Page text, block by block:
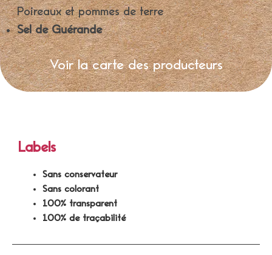
Poireaux et pommes de terre
Sel de Guérande
Voir la carte des producteurs
Labels
Sans conservateur
Sans colorant
100% transparent
100% de traçabilité